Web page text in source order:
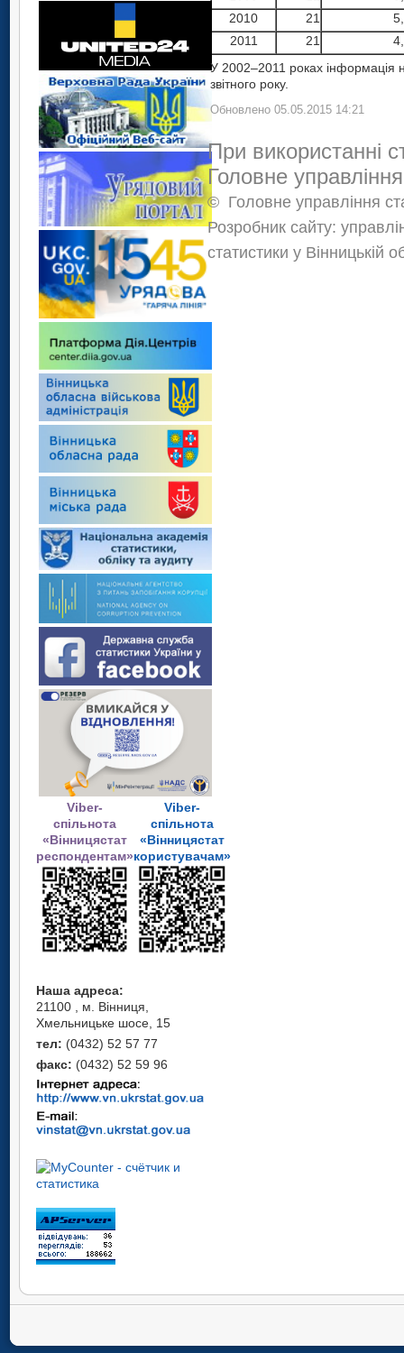
Viber-
спільнота
«Вінницястат
респондентам»
Viber-
спільнота
«Вінницястат
користувачам»
Наша адреса:
21100 , м. Вінниця,
Хмельницьке шосе, 15
тел: (0432) 52 57 77
факс: (0432) 52 59 96
2010
21
2011
21
У 2002–2011 роках інформація
звітного року.
Обновлено 05.05.2015 14:21
При використанні
Головне
© Головне управління
Розробник сайту:
статистики у Вінницькій